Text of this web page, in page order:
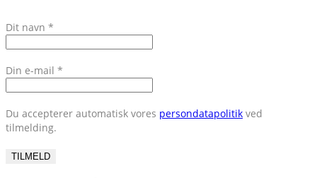
Dit navn *
Din e-mail *
Du accepterer automatisk vores persondatapolitik ved
tilmelding.